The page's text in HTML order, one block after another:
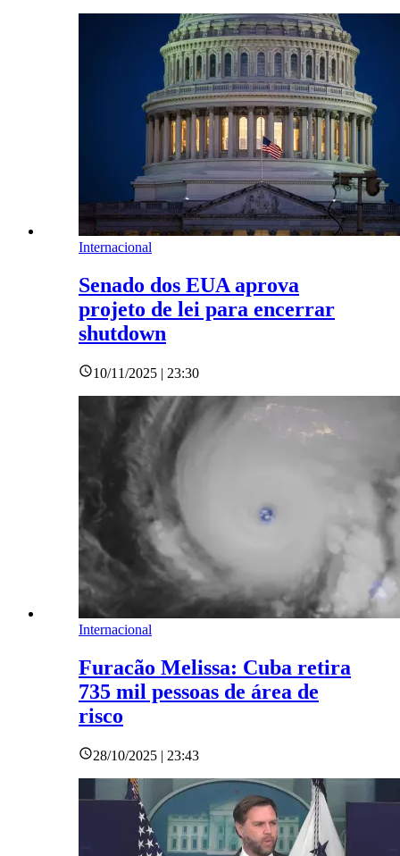
Internacional
Senado dos EUA aprova
projeto de lei para encerrar
shutdown
10/11/2025 | 23:30
Internacional
Furacão Melissa: Cuba retira
735 mil pessoas de área de
risco
28/10/2025 | 23:43